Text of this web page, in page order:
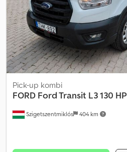
Szigetszentmiklós 404 km
Pick-up kombi
FORD Ford Transit L3 130 HP